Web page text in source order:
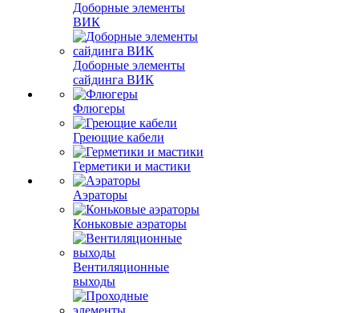
Доборные элементы
ВИК
Доборные элементы
сайдинга ВИК
Флюгеры
Греющие кабели
Герметики и мастики
Аэраторы
Коньковые аэраторы
Вентиляционные
выходы